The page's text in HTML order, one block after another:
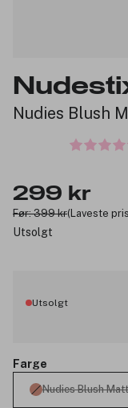
Nudies Blush
299 kr
Før: 399 kr(Laveste
Utsolgt
Utsolgt
Farge
Nudies Blush